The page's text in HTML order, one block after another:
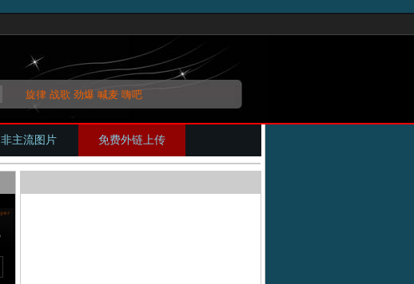
旋律 战歌 劲爆 喊麦 嗨吧
非主流图片 免费外链上传